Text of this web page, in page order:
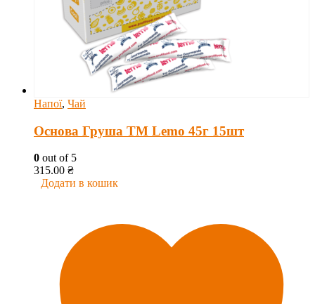
Напої, Чай
Основа Груша ТМ Lemo 45г 15шт
0 out of 5
315.00 ₴
Додати в кошик